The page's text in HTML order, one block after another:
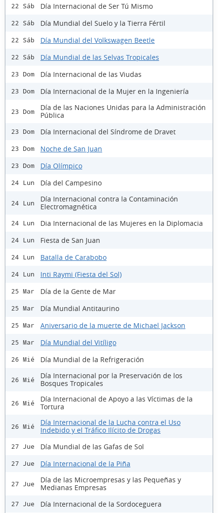
22 Sáb Día Internacional de Ser Tú Mismo
22 Sáb Día Mundial del Suelo y la Tierra Fértil
22 Sáb Día Mundial del Volkswagen Beetle
22 Sáb Día Mundial de las Selvas Tropicales
23 Dom Día Internacional de las Viudas
23 Dom Día Internacional de la Mujer en la Ingeniería
23 Dom
Día de las Naciones Unidas para la Administración
Pública
23 Dom Día Internacional del Síndrome de Dravet
23 Dom Noche de San Juan
23 Dom Día Olímpico
24 Lun Día del Campesino
24 Lun
Día Internacional contra la Contaminación
Electromagnética
24 Lun Dia Internacional de las Mujeres en la Diplomacia
24 Lun Fiesta de San Juan
24 Lun Batalla de Carabobo
24 Lun Inti Raymi (Fiesta del Sol)
25 Mar Día de la Gente de Mar
25 Mar Día Mundial Antitaurino
25 Mar Aniversario de la muerte de Michael Jackson
25 Mar Día Mundial del Vitíligo
26 Mié Día Mundial de la Refrigeración
26 Mié
Día Internacional por la Preservación de los
Bosques Tropicales
26 Mié
Día Internacional de Apoyo a las Víctimas de la
Tortura
26 Mié
Día Internacional de la Lucha contra el Uso
Indebido y el Tráfico Ilícito de Drogas
27 Jue Día Mundial de las Gafas de Sol
27 Jue Día Internacional de la Piña
27 Jue
Día de las Microempresas y las Pequeñas y
Medianas Empresas
27 Jue Día Internacional de la Sordoceguera